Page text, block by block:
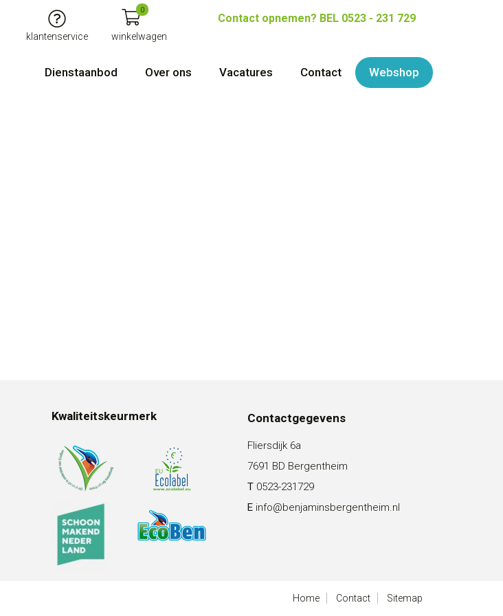
klantenservice
0
winkelwagen
Contact opnemen? BEL 0523 - 231 729
Dienstaanbod Over ons Vacatures Contact Webshop
Kwaliteitskeurmerk Contactgegevens
Fliersdijk 6a
7691 BD Bergentheim
T 0523-231729
E info@benjaminsbergentheim.nl
Home Contact Sitemap